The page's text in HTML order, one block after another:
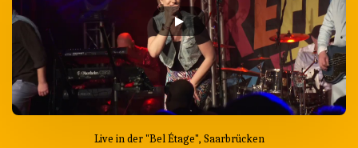
Live in der "Bel Étage", Saarbrücken